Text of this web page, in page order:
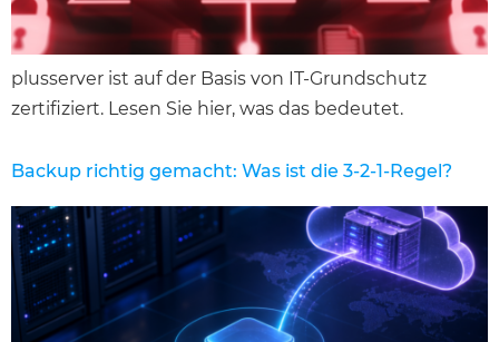
plusserver ist auf der Basis von IT-Grundschutz
zertifiziert. Lesen Sie hier, was das bedeutet.
Backup richtig gemacht: Was ist die 3-2-1-Regel?